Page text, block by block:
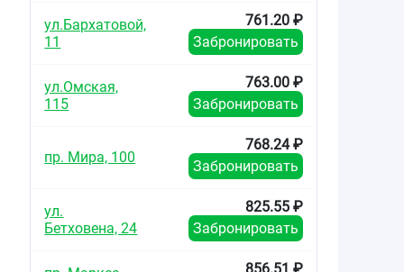
ул.Бархатовой,
11
761.20 ₽
Забронировать
ул.Омская,
115
763.00 ₽
Забронировать
пр. Мира, 100
768.24 ₽
Забронировать
ул.
Бетховена, 24
825.55 ₽
Забронировать